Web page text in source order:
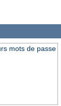
mots de passe